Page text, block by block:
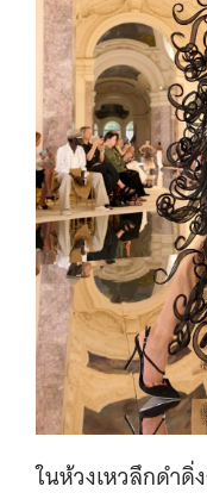
ในห้วงเหวลึกดำ